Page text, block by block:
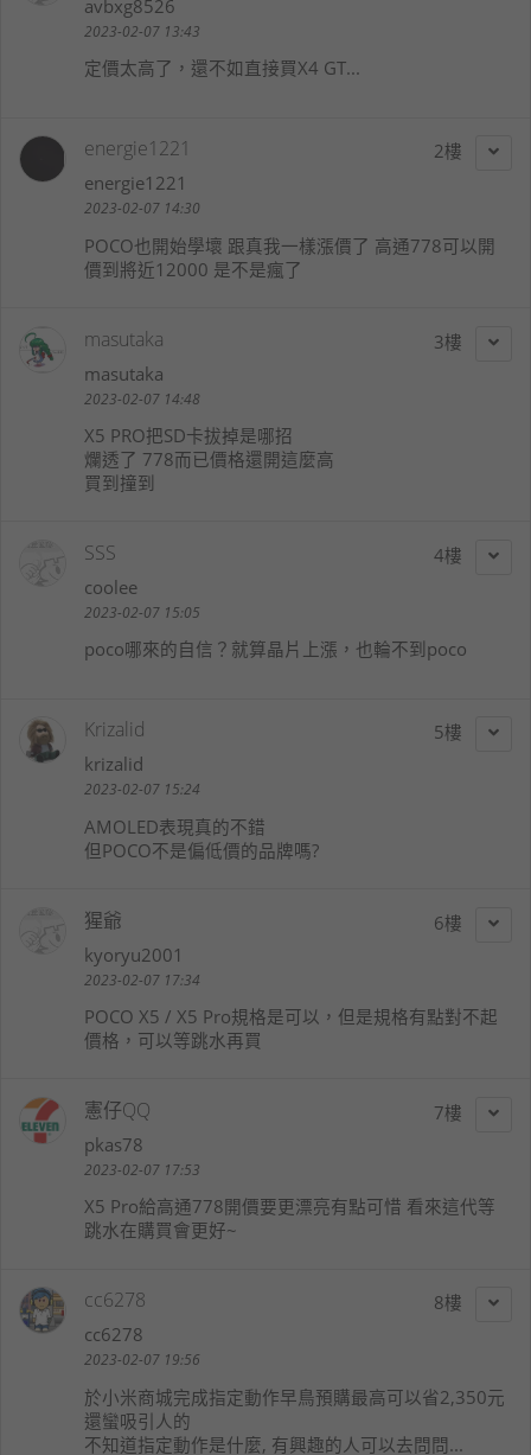
avbxg8526
2023-02-07 13:43
定價太高了，還不如直接買X4 GT...
2
energie1221
energie1221
2023-02-07 14:30
POCO也開始學壞 跟真我一樣漲價了 高通778可以開
價到將近12000 是不是瘋了
3
masutaka
masutaka
2023-02-07 14:48
X5 PRO把SD卡拔掉是哪招
爛透了 778而已價格還開這麼高
買到撞到
4
SSS
coolee
2023-02-07 15:05
poco哪來的自信？就算晶片上漲，也輪不到poco
5
Krizalid
krizalid
2023-02-07 15:24
AMOLED表現真的不錯
但POCO不是偏低價的品牌嗎?
6
猩爺
kyoryu2001
2023-02-07 17:34
POCO X5 / X5 Pro規格是可以，但是規格有點對不起
價格，可以等跳水再買
7
憲仔QQ
pkas78
2023-02-07 17:53
X5 Pro給高通778開價要更漂亮有點可惜 看來這代等
跳水在購買會更好~
8
cc6278
cc6278
2023-02-07 19:56
於小米商城完成指定動作早鳥預購最高可以省2,350元
還蠻吸引人的
不知道指定動作是什麼, 有興趣的人可以去問問...